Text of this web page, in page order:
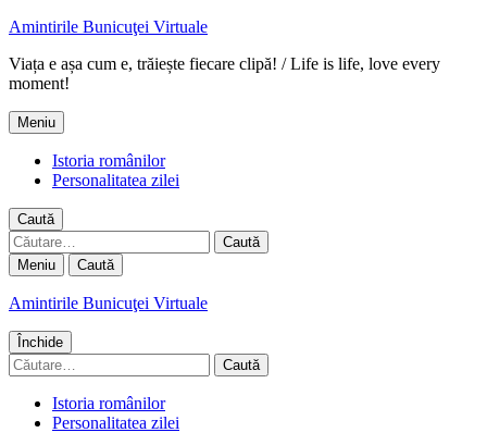
Amintirile Bunicuţei Virtuale
Viața e așa cum e, trăiește fiecare clipă! / Life is life, love every
moment!
Meniu
Istoria românilor
Personalitatea zilei
Caută
Caută
după:
Meniu Caută
Amintirile Bunicuţei Virtuale
Închide
Caută
după:
Istoria românilor
Personalitatea zilei